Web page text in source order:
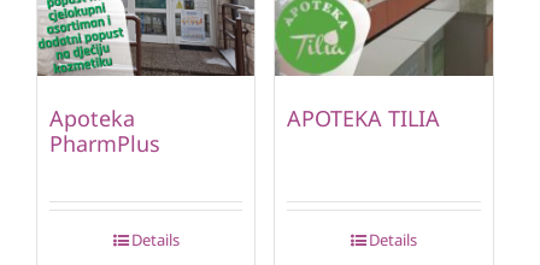
Apoteka
PharmPlus
Details
APOTEKA TILIA
Details